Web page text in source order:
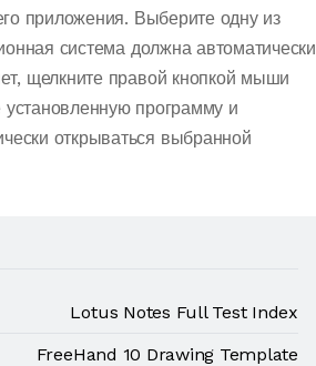
приложения. Выберите одну из
система должна автоматически
щелкните правой кнопкой мыши
программу и
открываться выбранной
Lotus Notes Full Test Index
FreeHand 10 Drawing Template